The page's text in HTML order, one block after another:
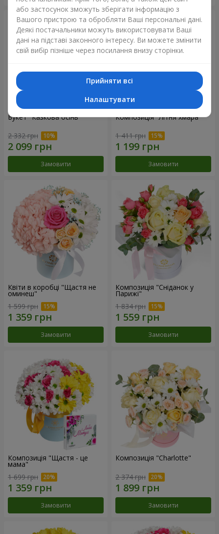
Букет "Казкова осінь"
2 332 грн
Замовити
Композиція "Літня хмара"
1 411 грн
Замовити
Квіти в коробці "Щастя не
оминеш"
1 599 грн
Замовити
Композиція "Сніданок у
Парижі"
1 834 грн
Замовити
Композиція "Щастя - це
мама"
1 699 грн
Замовити
Композиція "Charlotte"
2 374 грн
Замовити
або застосунок зможуть зберігати інформацію з
Вашого пристрою та обробляти Ваші персональні дані.
Деякі постачальники можуть використовувати Ваші
дані на підставі законного інтересу. Ви можете змінити
свій вибір пізніше через посилання внизу сторінки.
Прийняти всі
Налаштувати